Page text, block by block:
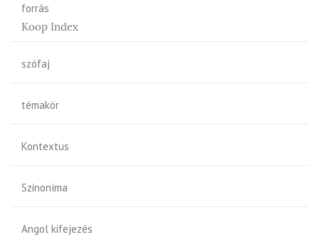
forrás
Koop Index
szófaj
témakör
Kontextus
Szinoníma
Angol kifejezés